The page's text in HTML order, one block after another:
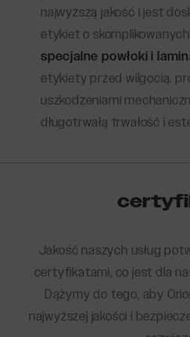
najwyższą jakość i jest
etykiet o
specjalne powłoki i
etykiety przed wilgocią,
uszkodzeniami
długotrwałą trwałość i
Jakość naszych usług
certyfikatami, co jest dla
Dążymy do tego, aby
najwyższej jakości i